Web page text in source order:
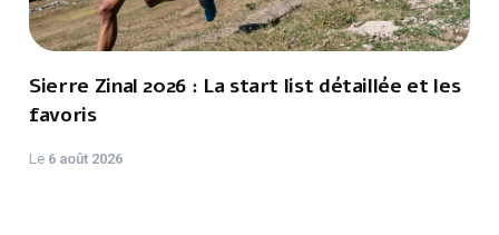
Sierre Zinal 2026 : La start list détaillée et les
favoris
Le 6 août 2026